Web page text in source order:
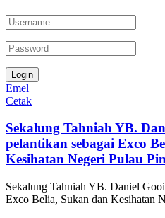
Emel
Cetak
Sekalung Tahniah YB.
pelantikan sebagai Exco
Kesihatan Negeri Pulau
Sekalung Tahniah YB. Daniel
Exco Belia, Sukan dan Kesihatan